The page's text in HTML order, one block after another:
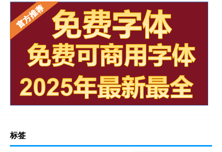
标签